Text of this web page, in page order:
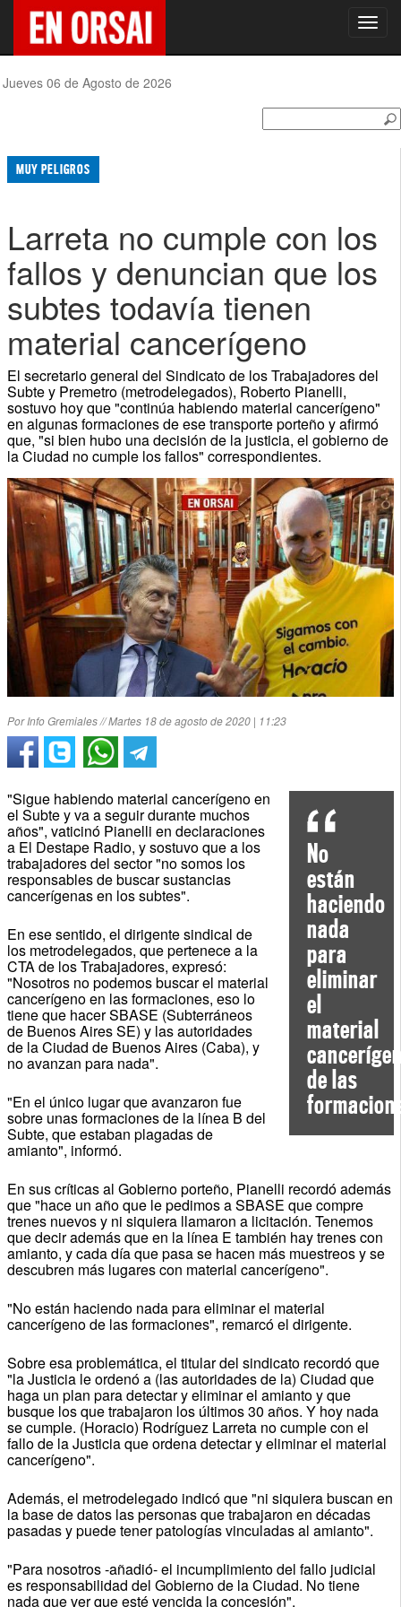
Jueves 06 de Agosto de 2026
MUY PELIGROS
Larreta no cumple con los
fallos y denuncian que los
subtes todavía tienen
material cancerígeno
El secretario general del Sindicato de los Trabajadores del
Subte y Premetro (metrodelegados), Roberto Pianelli,
sostuvo hoy que "continúa habiendo material cancerígeno"
en algunas formaciones de ese transporte porteño y afirmó
que, "si bien hubo una decisión de la justicia, el gobierno de
la Ciudad no cumple los fallos" correspondientes.
Por Info Gremiales // Martes 18 de agosto de 2020 | 11:23
No
están
haciendo
nada
para
eliminar
el
material
de las
"Sigue habiendo material cancerígeno en
el Subte y va a seguir durante muchos
años", vaticinó Pianelli en declaraciones
a El Destape Radio, y sostuvo que a los
trabajadores del sector "no somos los
responsables de buscar sustancias
cancerígenas en los subtes".
En ese sentido, el dirigente sindical de
los metrodelegados, que pertenece a la
CTA de los Trabajadores, expresó:
"Nosotros no podemos buscar el material
cancerígeno en las formaciones, eso lo
tiene que hacer SBASE (Subterráneos
de Buenos Aires SE) y las autoridades
de la Ciudad de Buenos Aires (Caba), y
no avanzan para nada".
"En el único lugar que avanzaron fue
sobre unas formaciones de la línea B del
Subte, que estaban plagadas de
amianto", informó.
En sus críticas al Gobierno porteño, Pianelli recordó además
que "hace un año que le pedimos a SBASE que compre
trenes nuevos y ni siquiera llamaron a licitación. Tenemos
que decir además que en la línea E también hay trenes con
amianto, y cada día que pasa se hacen más muestreos y se
descubren más lugares con material cancerígeno".
"No están haciendo nada para eliminar el material
cancerígeno de las formaciones", remarcó el dirigente.
Sobre esa problemática, el titular del sindicato recordó que
"la Justicia le ordenó a (las autoridades de la) Ciudad que
haga un plan para detectar y eliminar el amianto y que
busque los que trabajaron los últimos 30 años. Y hoy nada
se cumple. (Horacio) Rodríguez Larreta no cumple con el
fallo de la Justicia que ordena detectar y eliminar el material
cancerígeno".
Además, el metrodelegado indicó que "ni siquiera buscan en
la base de datos las personas que trabajaron en décadas
pasadas y puede tener patologías vinculadas al amianto".
"Para nosotros -añadió- el incumplimiento del fallo judicial
es responsabilidad del Gobierno de la Ciudad. No tiene
nada que ver que esté vencida la concesión".